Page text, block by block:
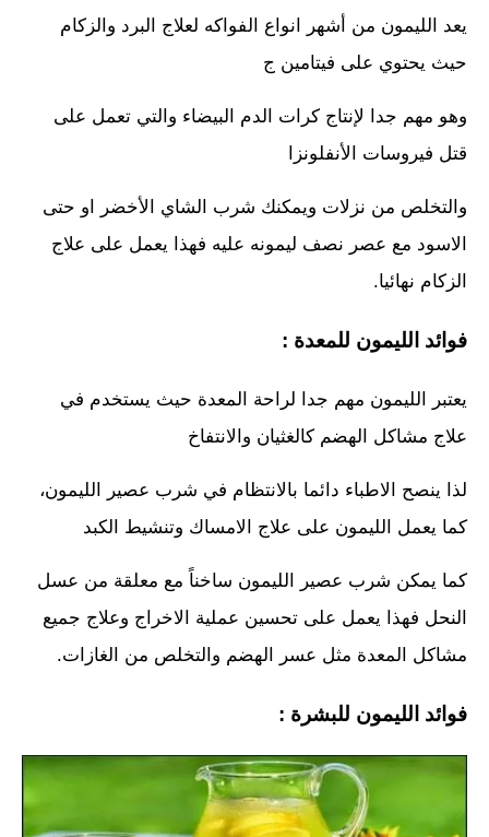
يعد الليمون من أشهر انواع الفواكه لعلاج البرد والزكام
حيث يحتوي على فيتامين ج
وهو مهم جدا لإنتاج كرات الدم البيضاء والتي تعمل على
قتل فيروسات الأنفلونزا
والتخلص من نزلات ويمكنك شرب الشاي الأخضر او حتى
الاسود مع عصر نصف ليمونه عليه فهذا يعمل على علاج
الزكام نهائيا.
فوائد الليمون للمعدة :
يعتبر الليمون مهم جدا لراحة المعدة حيث يستخدم في
علاج مشاكل الهضم كالغثيان والانتفاخ
لذا ينصح الاطباء دائما بالانتظام في شرب عصير الليمون،
كما يعمل الليمون على علاج الامساك وتنشيط الكبد
كما يمكن شرب عصير الليمون ساخناً مع معلقة من عسل
النحل فهذا يعمل على تحسين عملية الاخراج وعلاج جميع
مشاكل المعدة مثل عسر الهضم والتخلص من الغازات.
فوائد الليمون للبشرة :